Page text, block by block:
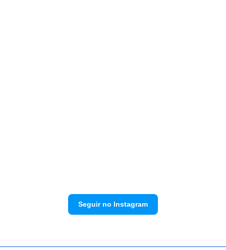
Seguir no Instagram